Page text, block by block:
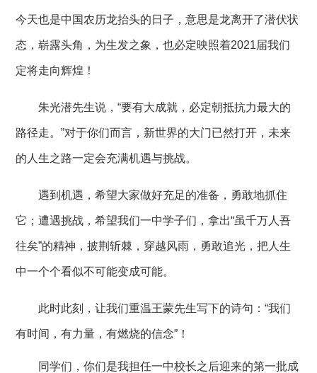
今天也是中国农历龙抬头的日子，意思是龙离开了潜伏状
态，崭露头角，为生发之象，也必定映照着2021届我们
定将走向辉煌！
朱光潜先生说，“要有大成就，必定朝抵抗力最大的
路径走。”对于你们而言，新世界的大门已然打开，未来
的人生之路一定会充满机遇与挑战。
遇到机遇，希望大家做好充足的准备，勇敢地抓住
它；遭遇挑战，希望我们一中学子们，拿出“虽千万人吾
往矣”的精神，披荆斩棘，穿越风雨，勇敢追光，把人生
中一个个看似不可能变成可能。
此时此刻，让我们重温王蒙先生写下的诗句：“我们
有时间，有力量，有燃烧的信念”！
同学们，你们是我担任一中校长之后迎来的第一批成